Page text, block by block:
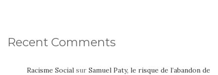
Recent Comments
Racisme Social sur Samuel Paty, le risque de l’abandon de